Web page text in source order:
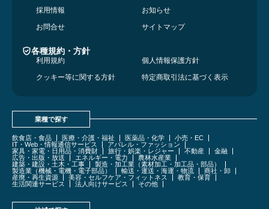
採用情報
お知らせ
お問合せ
サイトマップ
各種規約・方針
利用規約
個人情報保護方針
クッキー等に関する方針
特定商取引法に基づく表示
業種で探す
飲食店・食品 医療・介護・福祉 医薬品・化学
小売・EC
IT・Web・情報通信サービス
アパレル・ファッション
家具・家電・日用品・消費財
旅行・娯楽・レジャー 不動産
金融
広告・出版・放送
エネルギー・電力
農林水産業
建築・建設・土木・工事
製造・加工業（素材加工・加工品・部品）
製造業（機械・電機・電子部品）
輸送・運送・海運・物流
商社・卸
産廃・再生資源
美容・セルフケア・フィットネス
教育・保育
生活関連サービス
法人向けサービス その他